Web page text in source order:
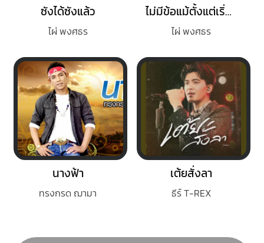
ซังได้ซังแล้ว
ไผ่ พงศธร
ไม่มีข้อแม้ตั้งแต่เริ่มต้น
ไผ่ พงศธร
นางฟ้า
ทรงกรด ฌามา
เต้ยสั่งลา
ธีร์ T-REX